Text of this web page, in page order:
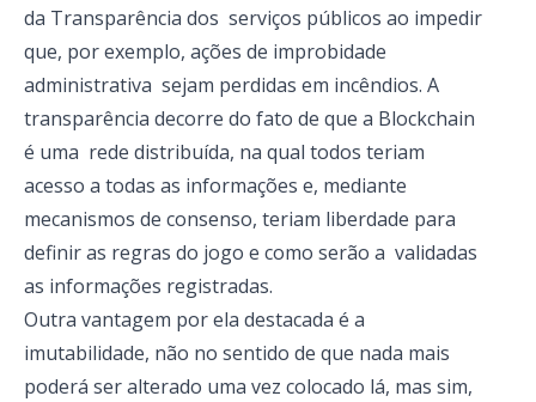
da Transparência dos serviços públicos ao impedir
que, por exemplo, ações de improbidade
administrativa sejam perdidas em incêndios. A
transparência decorre do fato de que a Blockchain
é uma rede distribuída, na qual todos teriam
acesso a todas as informações e, mediante
mecanismos de consenso, teriam liberdade para
definir as regras do jogo e como serão a validadas
as informações registradas.
Outra vantagem por ela destacada é a
imutabilidade, não no sentido de que nada mais
poderá ser alterado uma vez colocado lá, mas sim,